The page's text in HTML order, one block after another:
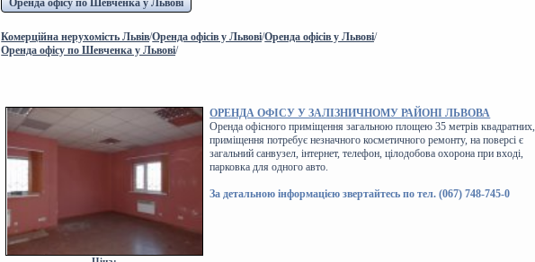
Оренда офісу по Шевченка у Львові
Комерційна нерухомість Львів/Оренда офісів у Львові/Оренда офісів у Львові/
Оренда офісу по Шевченка у Львові/
ОРЕНДА ОФІСУ У ЗАЛІЗНИЧНОМУ РАЙОНІ ЛЬВОВА
Оренда офісного приміщення загальною площею 35 метрів квадратних,
приміщення потребує незначного косметичного ремонту, на поверсі є
загальний санвузел, інтернет, телефон, цілодобова охорона при вході,
парковка для одного авто.
За детальною інформацією звертайтесь по тел. (067) 748-745-0